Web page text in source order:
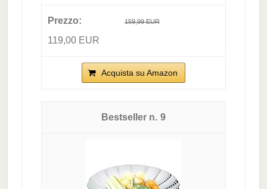
159,99 EUR
119,00 EUR
Acquista su Amazon
9